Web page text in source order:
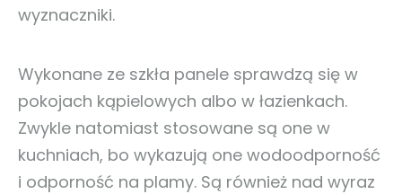
wyznaczniki.
Wykonane ze szkła panele sprawdzą się w
pokojach kąpielowych albo w łazienkach.
Zwykle natomiast stosowane są one w
kuchniach, bo wykazują one wodoodporność
i odporność na plamy. Są również nad wyraz